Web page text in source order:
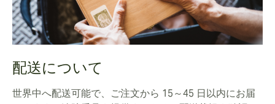
配送について
世界中へ配送可能で、ご注文から 15～45 日以内にお届